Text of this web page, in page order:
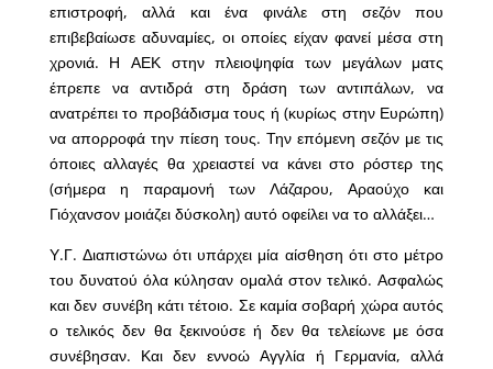
επιστροφή, αλλά και ένα φινάλε στη σεζόν που
επιβεβαίωσε αδυναμίες, οι οποίες είχαν φανεί μέσα στη
χρονιά. Η ΑΕΚ στην πλειοψηφία των μεγάλων ματς
έπρεπε να αντιδρά στη δράση των αντιπάλων, να
ανατρέπει το προβάδισμα τους ή (κυρίως στην Ευρώπη)
να απορροφά την πίεση τους. Την επόμενη σεζόν με τις
όποιες αλλαγές θα χρειαστεί να κάνει στο ρόστερ της
(σήμερα η παραμονή των Λάζαρου, Αραούχο και
Γιόχανσον μοιάζει δύσκολη) αυτό οφείλει να το αλλάξει…
Υ.Γ. Διαπιστώνω ότι υπάρχει μία αίσθηση ότι στο μέτρο
του δυνατού όλα κύλησαν ομαλά στον τελικό. Ασφαλώς
και δεν συνέβη κάτι τέτοιο. Σε καμία σοβαρή χώρα αυτός
ο τελικός δεν θα ξεκινούσε ή δεν θα τελείωνε με όσα
συνέβησαν. Και δεν εννοώ Αγγλία ή Γερμανία, αλλά